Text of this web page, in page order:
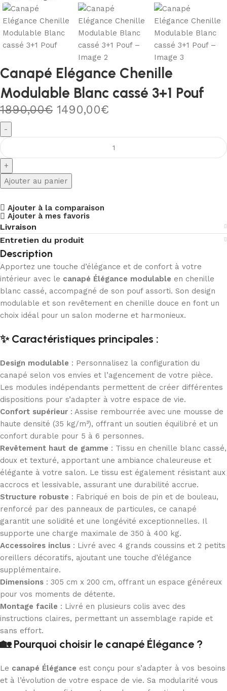
Canapé Elégance Chenille
Modulable Blanc cassé 3+1 Pouf
1890,00€ 1490,00€
Ajouter au panier
Ajouter à la comparaison
Ajouter à mes favoris
Livraison
Entretien du produit
Description
Apportez une touche d’élégance et de confort à votre
intérieur avec le canapé Élégance modulable en chenille
blanc cassé, accompagné de son pouf assorti. Son design
modulable et son revêtement en chenille douce en font un
choix idéal pour un salon moderne et harmonieux.
✨ Caractéristiques principales :
Design modulable : Personnalisez la configuration du
canapé selon vos envies et l’agencement de votre pièce.
Les modules indépendants permettent de créer différentes
dispositions pour s’adapter à votre espace de vie.
Confort supérieur : Assise rembourrée avec une mousse de
haute densité (35 kg/m³), offrant un soutien équilibré et un
confort durable pour 5 à 6 personnes.
Revêtement haut de gamme : Tissu en chenille blanc cassé,
doux et texturé, apportant une ambiance chaleureuse et
élégante à votre salon. Le tissu est également résistant aux
accrocs et lessivable, assurant une durabilité accrue.
Structure robuste : Fabriqué en bois de pin et de bouleau,
renforcé par des panneaux de particules, ce canapé
garantit une solidité et une longévité exceptionnelles. Il
supporte une charge maximale de 350 à 400 kg.
Accessoires inclus : Livré avec 4 grands coussins et 2 petits
oreillers décoratifs, ajoutant une touche d’élégance
supplémentaire.
Dimensions : 305 cm x 200 cm, offrant un espace généreux
pour vos moments de détente.
Montage facile : Livré en plusieurs colis avec des
instructions claires, permettant un assemblage rapide et
sans effort.
🏡 Pourquoi choisir le canapé Élégance ?
Le canapé Élégance est conçu pour s’adapter à vos besoins
et à l’évolution de votre espace de vie. Sa modularité vous